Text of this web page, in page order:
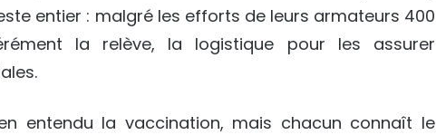
entier : malgré les efforts de leurs armateurs 400
la relève, la logistique pour les assurer
entendu la vaccination, mais chacun connaît le